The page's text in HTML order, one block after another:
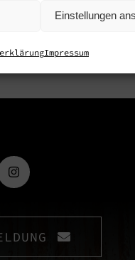
Einstellungen
Impressum